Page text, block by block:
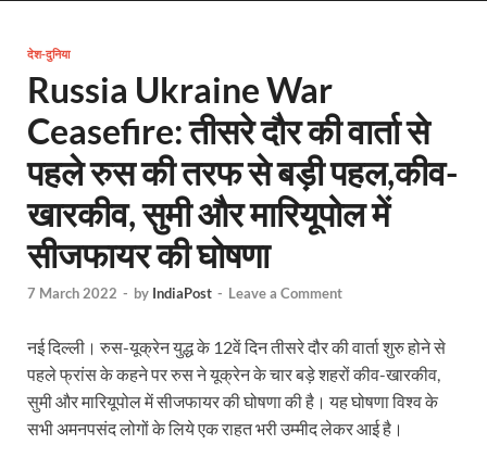
Bharat Tex 2026: टेक्सटाइल निवेश के प्रमुख गंतव्य के
Shri Ram Mandir: श्रीराम मंदिर चढ़ावा चोरी के
CM Yogi Barabanki Visit: मुख्यमंत्री योगी आदित्यनाथ
The Kshitij Show: द क्षितिज शो में पहुंचे जुयाल और
Lok Sanvardhan Parva: देहरादून में मुख्यमंत्री पुष्कर
Shri Kashi Vishwanath Mandir: उत्तरकाशी में CM
Dr.Teejan Bai: विश्वविख्यात पंडवानी गायिका, पद्म
देश-दुनिया
Russia Ukraine War
Ceasefire: तीसरे दौर की वार्ता से
पहले रुस की तरफ से बड़ी पहल,कीव-
खारकीव, सुमी और मारियूपोल में
सीजफायर की घोषणा
7 March 2022 - by IndiaPost - Leave a Comment
नई दिल्ली। रुस-यूक्रेन युद्ध के 12वें दिन तीसरे दौर की वार्ता शुरु होने से
पहले फ्रांस के कहने पर रुस ने यूक्रेन के चार बड़े शहरों कीव-खारकीव,
सुमी और मारियूपोल में सीजफायर की घोषणा की है। यह घोषणा विश्व के
सभी अमनपसंद लोगों के लिये एक राहत भरी उम्मीद लेकर आई है।